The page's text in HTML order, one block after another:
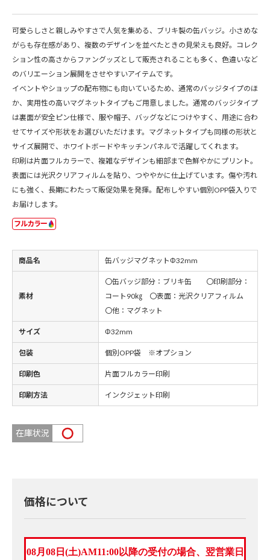
可愛らしさと親しみやすさで人気を集める、ブリキ製の缶バッジ。小さめな
がらも存在感があり、複数のデザインを並べたときの見栄えも良好。コレク
ション性の高さからファングッズとして販売されることも多く、色違いなど
のバリエーション展開をさせやすいアイテムです。
イベントやショップの配布物にも向いているため、通常のバッジタイプのほ
か、実用性の高いマグネットタイプもご用意しました。通常のバッジタイプ
は裏面が安全ピン仕様で、服や帽子、バッグなどにつけやすく、用途に合わ
せてサイズや形状をお選びいただけます。マグネットタイプも同様の形状と
サイズ展開で、ホワイトボードやキッチンパネルで活躍してくれます。
印刷は片面フルカラーで、複雑なデザインも細部まで色鮮やかにプリント。
表面には光沢クリアフィルムを貼り、つややかに仕上げています。傷や汚れ
にも強く、長期にわたって販促効果を発揮。配布しやすい個別OPP袋入りで
お届けします。
フルカラー
商品名 缶バッジマグネットΦ32mm
素材
〇缶バッジ部分：ブリキ缶 〇印刷部分：
コート90㎏ 〇表面：光沢クリアフィルム
〇他：マグネット
サイズ Φ32mm
包装 個別OPP袋 ※オプション
印刷色 片面フルカラー印刷
印刷方法 インクジェット印刷
在庫状況
価格について
08月08日(土)AM11:00以降の受付の場合、翌営業日